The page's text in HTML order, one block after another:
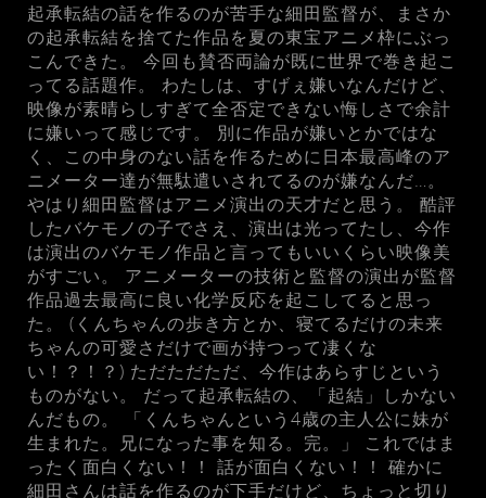
起承転結の話を作るのが苦手な細田監督が、まさか
の起承転結を捨てた作品を夏の東宝アニメ枠にぶっ
こんできた。 今回も賛否両論が既に世界で巻き起こ
ってる話題作。 わたしは、すげぇ嫌いなんだけど、
映像が素晴らしすぎて全否定できない悔しさで余計
に嫌いって感じです。 別に作品が嫌いとかではな
く、この中身のない話を作るために日本最高峰のア
ニメーター達が無駄遣いされてるのが嫌なんだ…。
やはり細田監督はアニメ演出の天才だと思う。 酷評
したバケモノの子でさえ、演出は光ってたし、今作
は演出のバケモノ作品と言ってもいいくらい映像美
がすごい。 アニメーターの技術と監督の演出が監督
作品過去最高に良い化学反応を起こしてると思っ
た。 (くんちゃんの歩き方とか、寝てるだけの未来
ちゃんの可愛さだけで画が持つって凄くな
い！？！？) ただただただ、今作はあらすじという
ものがない。 だって起承転結の、「起結」しかない
んだもの。 「くんちゃんという4歳の主人公に妹が
生まれた。兄になった事を知る。完。」 これではま
ったく面白くない！！ 話が面白くない！！ 確かに
細田さんは話を作るのが下手だけど、ちょっと切り